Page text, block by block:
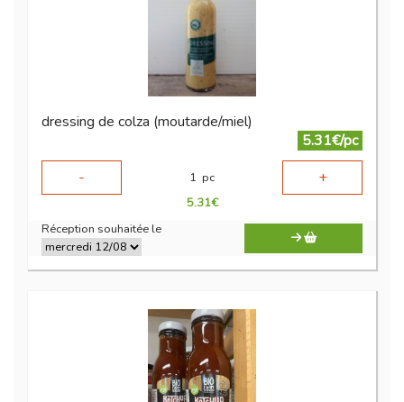
dressing de colza (moutarde/miel)
5.31€/pc
-
1 pc +
5.31€
Réception souhaitée le